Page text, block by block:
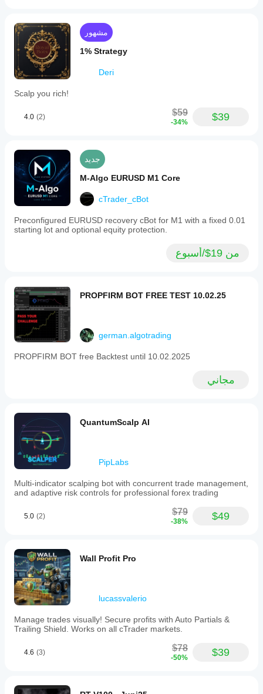
مشهور
1% Strategy
Deri
Scalp you rich!
4.0 (2) $59
-34% $39
جديد
M-Algo EURUSD M1 Core
cTrader_cBot
Preconfigured EURUSD recovery cBot for M1 with a fixed 0.01
starting lot and optional equity protection.
من 19$/أسبوع
PROPFIRM BOT FREE TEST 10.02.25
german.algotrading
PROPFIRM BOT free Backtest until 10.02.2025
مجاني
QuantumScalp AI
PipLabs
Multi-indicator scalping bot with concurrent trade management,
and adaptive risk controls for professional forex trading
5.0 (2) $79
-38% $49
Wall Profit Pro
lucassvalerio
Manage trades visually! Secure profits with Auto Partials &
Trailing Shield. Works on all cTrader markets.
4.6 (3) $78
-50% $39